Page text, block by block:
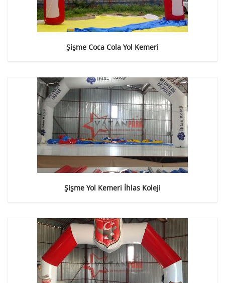
Şişme Coca Cola Yol Kemeri
Şişme Yol Kemeri İhlas Koleji